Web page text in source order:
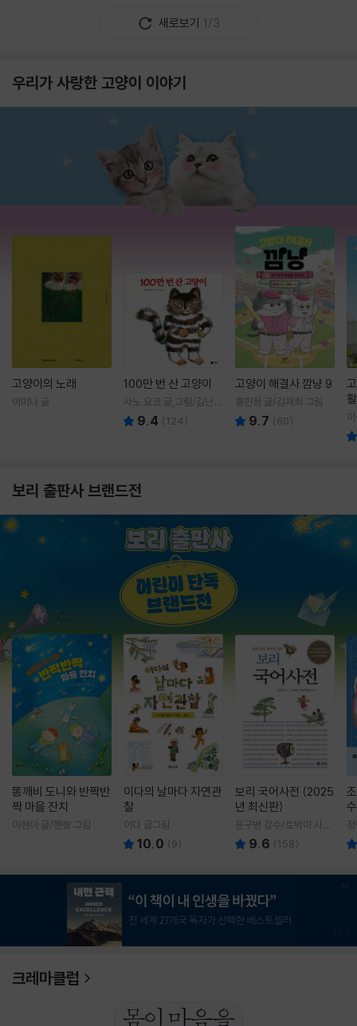
새로보기 1/3
우리가 사랑한 고양이 이야기
고양이의 노래
이미나 글
100만 번 산 고양이
사노 요코 글,그림/김난주
역 9.4 (124)
고양이 해결사 깜냥 9
홍민정 글/김재희 그림
9.7 (60)
보리 출판사 브랜드전
똥깨비 도니와 반짝반
짝 마을 잔치
이현아 글/핸짱 그림
이다의 날마다 자연관
찰
이다 글그림
10.0 (9)
보리 국어사전 (2025
년 최신판)
윤구병 감수/토박이 사전
편찬실 편
9.6 (158)
크레마클럽